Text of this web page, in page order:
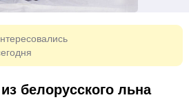
белорусского льна